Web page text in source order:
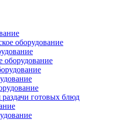
оборудование
оборудование
готовых блюд